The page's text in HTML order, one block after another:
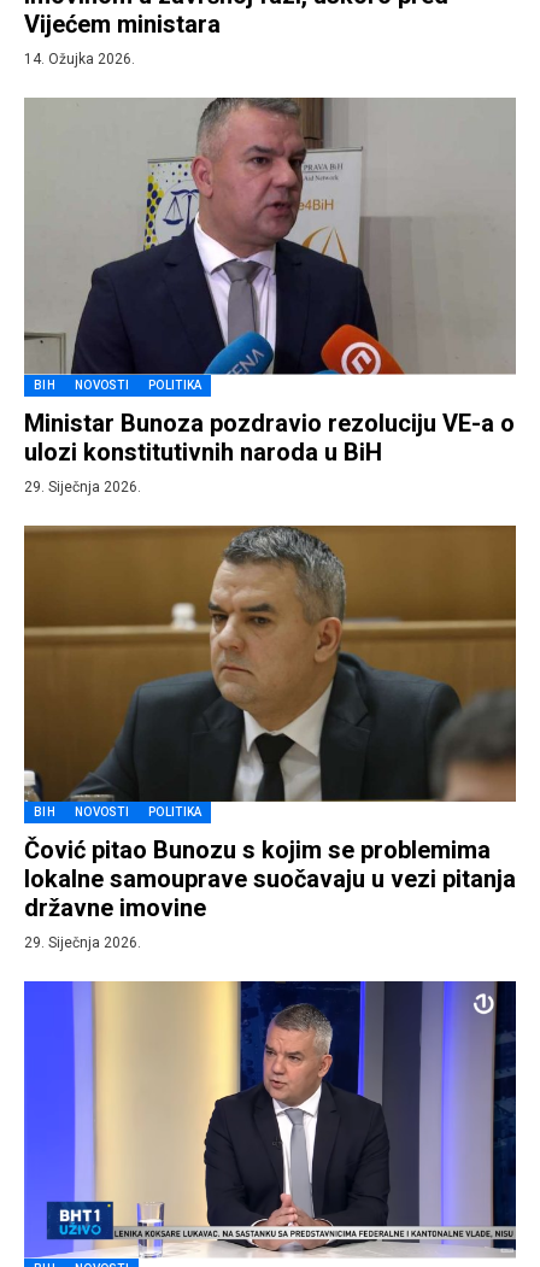
Vijećem ministara
14. Ožujka 2026.
BIH NOVOSTI POLITIKA
Ministar Bunoza pozdravio rezoluciju VE-a o
ulozi konstitutivnih naroda u BiH
29. Siječnja 2026.
BIH NOVOSTI POLITIKA
Čović pitao Bunozu s kojim se problemima
lokalne samouprave suočavaju u vezi pitanja
državne imovine
29. Siječnja 2026.